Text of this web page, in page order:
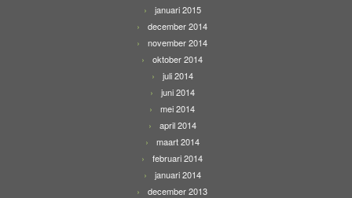
januari 2015
december 2014
november 2014
oktober 2014
juli 2014
juni 2014
mei 2014
april 2014
maart 2014
februari 2014
januari 2014
december 2013